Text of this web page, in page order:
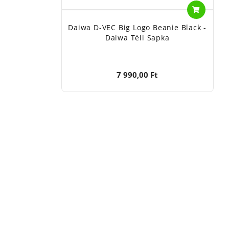
Daiwa D-VEC Big Logo Beanie Black -
Daiwa Téli Sapka
7 990,00 Ft